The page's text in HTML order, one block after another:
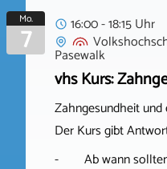
Mo.
7
16:00 - 18:15 Uhr
Pasewalk
vhs Kurs:
Zahngesundheit
Der Kurs gibt
- Ab wann sollten